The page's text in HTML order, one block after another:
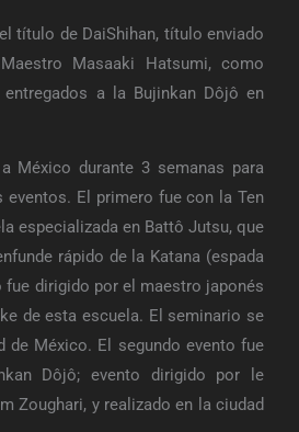
título de DaiShihan, título enviado
Masaaki Hatsumi, como
a la Bujinkan Dôjô en
México durante 3 semanas para
eventos. El primero fue con la Ten
especializada en Battô Jutsu, que
rápido de la Katana (espada
fue dirigido por el maestro japonés
de esta escuela. El seminario se
de México. El segundo evento fue
Dôjô; evento dirigido por le
Zoughari, y realizado en la ciudad